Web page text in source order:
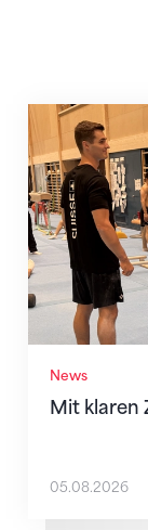
News
Mit klaren
Mit klaren
05.08.2026